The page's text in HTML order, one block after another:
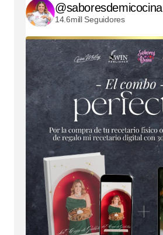
@saboresdemicocina
14.6mill Seguidores